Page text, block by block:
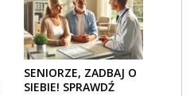
SENIORZE, ZADBAJ O
SIEBIE! SPRAWDŹ